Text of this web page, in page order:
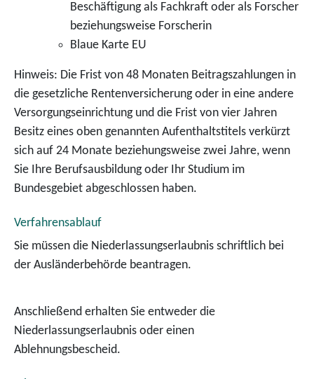
Beschäftigung als Fachkraft oder als Forscher
beziehungsweise Forscherin
Blaue Karte EU
Hinweis: Die Frist von 48 Monaten Beitragszahlungen in
die gesetzliche Rentenversicherung oder in eine andere
Versorgungseinrichtung und die Frist von vier Jahren
Besitz eines oben genannten Aufenthaltstitels verkürzt
sich auf 24 Monate beziehungsweise zwei Jahre, wenn
Sie Ihre Berufsausbildung oder Ihr Studium im
Bundesgebiet abgeschlossen haben.
Verfahrensablauf
Sie müssen die Niederlassungserlaubnis schriftlich bei
der Ausländerbehörde beantragen.
Anschließend erhalten Sie entweder die
Niederlassungserlaubnis oder einen
Ablehnungsbescheid.